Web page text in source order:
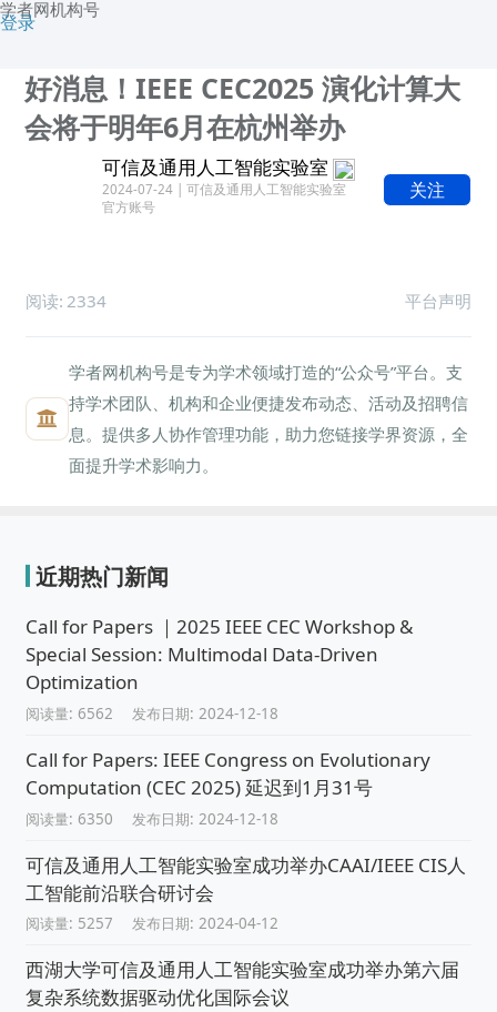
学者网机构号
登录
好消息！IEEE CEC2025 演化计算大
会将于明年6月在杭州举办
可信及通用人工智能实验室
2024-07-24 | 可信及通用人工智能实验室
官方账号
关注
阅读: 2334 平台声明
学者网机构号是专为学术领域打造的“公众号”平台。支
持学术团队、机构和企业便捷发布动态、活动及招聘信
息。提供多人协作管理功能，助力您链接学界资源，全
面提升学术影响力。
近期热门新闻
Call for Papers ｜2025 IEEE CEC Workshop &
Special Session: Multimodal Data-Driven
Optimization
阅读量: 6562 发布日期: 2024-12-18
Call for Papers: IEEE Congress on Evolutionary
Computation (CEC 2025) 延迟到1月31号
阅读量: 6350 发布日期: 2024-12-18
可信及通用人工智能实验室成功举办CAAI/IEEE CIS人
工智能前沿联合研讨会
阅读量: 5257 发布日期: 2024-04-12
西湖大学可信及通用人工智能实验室成功举办第六届
复杂系统数据驱动优化国际会议